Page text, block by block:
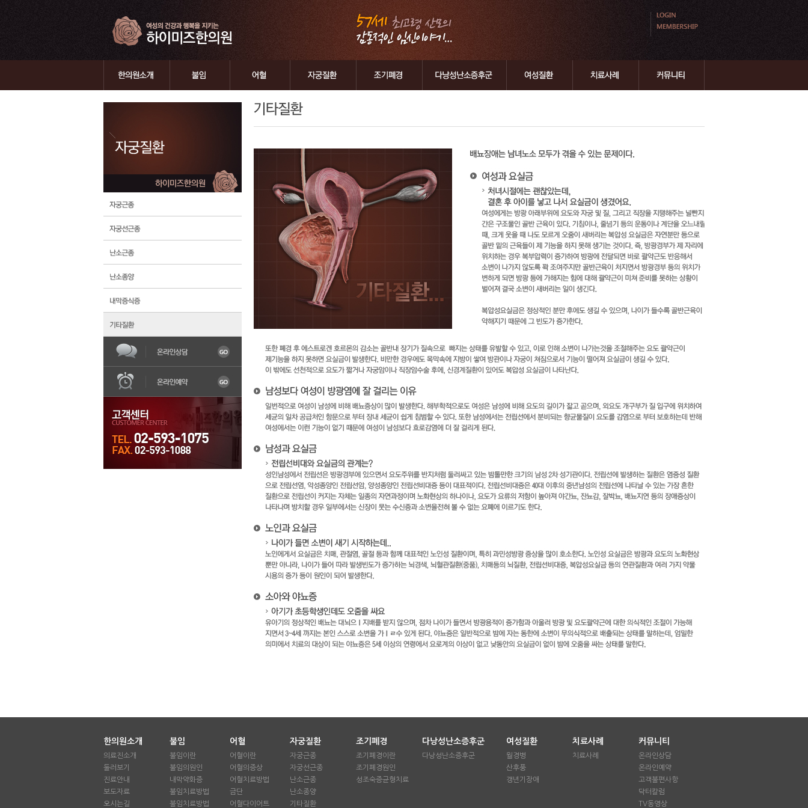
한의원소개 자궁질환 조기폐경 다난성난소증후군 여성질환 치료사례 커뮤니티
한의원소개
의료진소개
둘러보기
진료안내
보도자료
오시는길
불임
불임이란
불임의원인
내막약화증
불임치료방법
불임치료방법
어혈
어혈이란
어혈의증상
어혈치료방법
금단
어혈다이어트
자궁질환
자궁근종
자궁선근종
난소근종
난소종양
기타질환
조기폐경
조기폐경이란
조기폐경원인
성조숙증균형치료
다낭성난소증후군
다낭성난소증후군
여성질환
월경병
산후풍
갱년기장애
치료사례
치료사례
커뮤니티
온라인상담
온라인예약
고객불편사항
닥터칼럼
TV동영상